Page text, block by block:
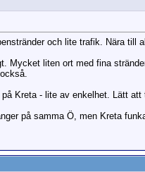
och lite trafik. Nära till
Mycket liten ort med fina
Kreta - lite av enkelhet. Lätt
på samma Ö, men Kreta